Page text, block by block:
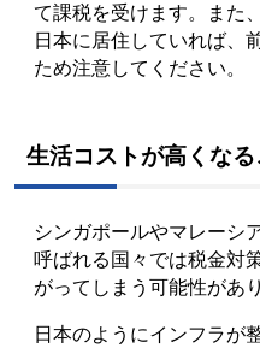
て課税を受けます。また
日本に居住していれば、
ため注意してください。
生活コストが高くな
シンガポールやマレーシ
呼ばれる国々では税金対
がってしまう可能性があり
日本のようにインフラが